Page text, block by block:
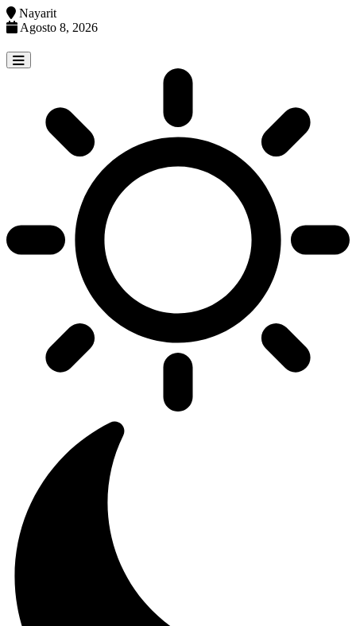
Nayarit
Agosto 8, 2026
to
content